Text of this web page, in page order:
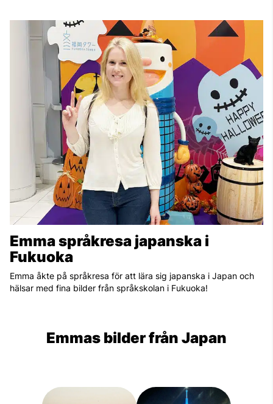
Emma språkresa japanska i
Fukuoka
Emma åkte på språkresa för att lära sig japanska i Japan och
hälsar med fina bilder från språkskolan i Fukuoka!
Emmas bilder från Japan